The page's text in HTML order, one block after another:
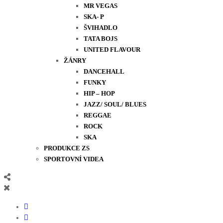
MR VEGAS
SKA- P
ŠVIHADLO
TATA BOJS
UNITED FLAVOUR
ŽÁNRY
DANCEHALL
FUNKY
HIP – HOP
JAZZ/ SOUL/ BLUES
REGGAE
ROCK
SKA
PRODUKCE ZS
SPORTOVNÍ VIDEA